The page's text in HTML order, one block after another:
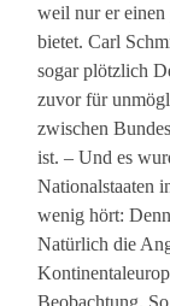
weil nur er
bietet. Carl
sogar plötzlich
zuvor für
zwischen
ist. – Und es
Nationalstaaten
wenig hört:
Natürlich die